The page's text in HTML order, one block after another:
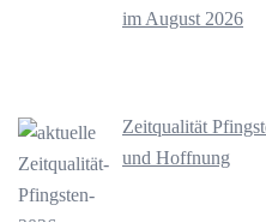
im August 2026
Zeitqualität
und Hoffnung